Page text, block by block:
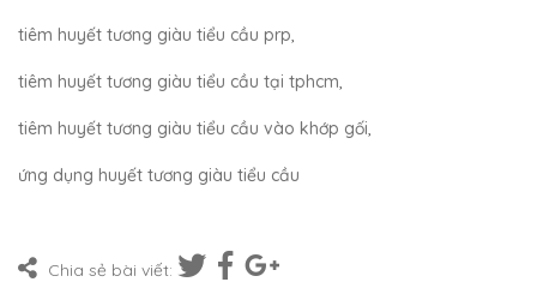
tiêm huyết tương giàu tiểu cầu prp,
tiêm huyết tương giàu tiểu cầu tại tphcm,
tiêm huyết tương giàu tiểu cầu vào khớp gối,
ứng dụng huyết tương giàu tiểu cầu
Chia sẻ bài viết: